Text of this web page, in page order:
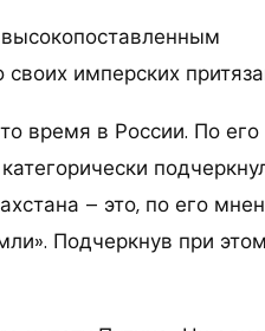
имперских
время в России. По его
– это, по его
Подчеркнув при